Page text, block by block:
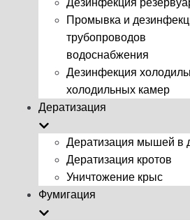
Дезинфекция
Промывка и
трубопроводов
водоснабжения
Дезинфекция
холодильных камер
Дератизация
Дератизация мышей в
Дератизация кротов
Уничтожение крыс
Фумигация